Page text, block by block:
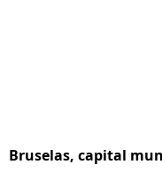
Bruselas, capital